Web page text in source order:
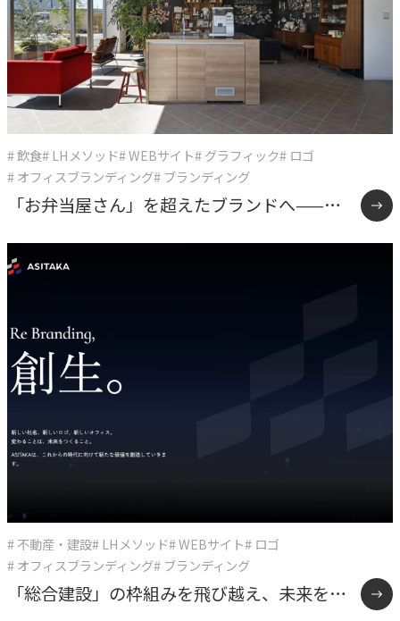
# 飲食# LHメソッド# WEBサイト# グラフィック# ロゴ
# オフィスブランディング# ブランディング
「お弁当屋さん」を超えたブランドへ——オ
ーケーズデリカ10年間の企業変革
# 不動産・建設# LHメソッド# WEBサイト# ロゴ
# オフィスブランディング# ブランディング
「総合建設」の枠組みを飛び越え、未来をデ